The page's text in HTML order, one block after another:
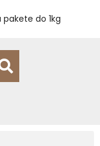
do 1kg